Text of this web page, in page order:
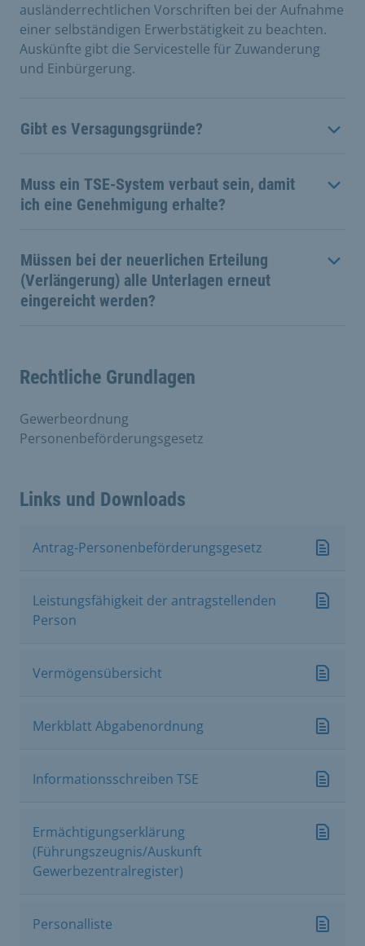
ausländerrechtlichen Vorschriften bei der Aufnahme
einer selbständigen Erwerbstätigkeit zu beachten.
Auskünfte gibt die Servicestelle für Zuwanderung
und Einbürgerung.
Gibt es Versagungsgründe?
Muss ein TSE-System verbaut sein, damit
ich eine Genehmigung erhalte?
Müssen bei der neuerlichen Erteilung
(Verlängerung) alle Unterlagen erneut
eingereicht werden?
Rechtliche Grundlagen
Gewerbeordnung
Personenbeförderungsgesetz
Links und Downloads
Antrag-Personenbeförderungsgesetz
Leistungsfähigkeit der antragstellenden
Person
Vermögensübersicht
Merkblatt Abgabenordnung
Informationsschreiben TSE
Ermächtigungserklärung
(Führungszeugnis/Auskunft
Gewerbezentralregister)
Personalliste